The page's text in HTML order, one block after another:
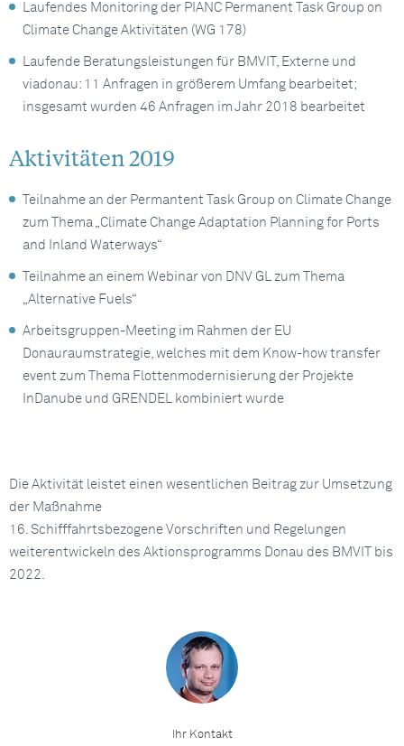
Laufendes Monitoring der PIANC Permanent Task Group on
Climate Change Aktivitäten (WG 178)
Laufende Beratungsleistungen für BMVIT, Externe und
viadonau: 11 Anfragen in größerem Umfang bearbeitet;
insgesamt wurden 46 Anfragen im Jahr 2018 bearbeitet
Aktivitäten 2019
Teilnahme an der Permantent Task Group on Climate Change
zum Thema „Climate Change Adaptation Planning for Ports
and Inland Waterways“
Teilnahme an einem Webinar von DNV GL zum Thema
„Alternative Fuels“
Arbeitsgruppen-Meeting im Rahmen der EU
Donauraumstrategie, welches mit dem Know-how transfer
event zum Thema Flottenmodernisierung der Projekte
InDanube und GRENDEL kombiniert wurde
Die Aktivität leistet einen wesentlichen Beitrag zur Umsetzung
der Maßnahme
16. Schifffahrtsbezogene Vorschriften und Regelungen
weiterentwickeln des Aktionsprogramms Donau des BMVIT bis
2022.
Ihr Kontakt